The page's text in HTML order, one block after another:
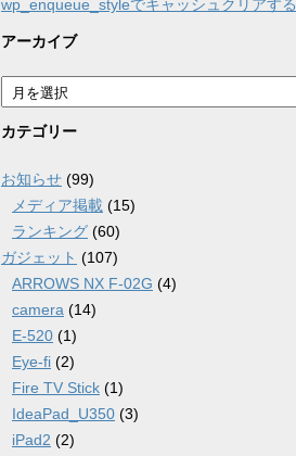
wp_enqueue_styleでキャッシュクリアする
アーカイブ
ア
ー
カ
ブ
カテゴリー
お知らせ (99)
メディア掲載 (15)
ランキング (60)
ガジェット (107)
ARROWS NX F-02G (4)
camera (14)
E-520 (1)
Eye-fi (2)
Fire TV Stick (1)
IdeaPad_U350 (3)
iPad2 (2)